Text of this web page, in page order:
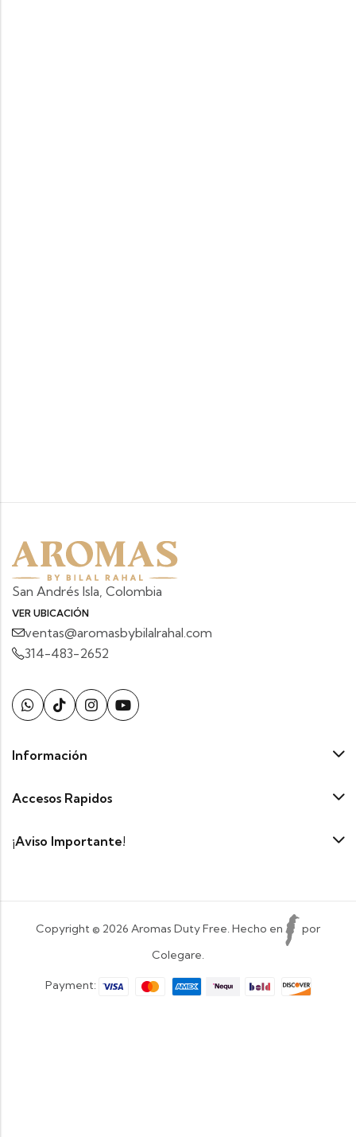
San Andrés Isla, Colombia
VER UBICACIÓN
ventas@aromasbybilalrahal.com
314-483-2652
Información
Accesos Rapidos
¡Aviso Importante!
Copyright © 2026 Aromas Duty Free. Hecho en
por
Colegare.
Payment: